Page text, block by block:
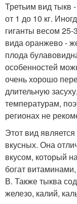
Третьим вид тыкв
от 1 до 10 кг.
гиганты весом 25-
вида оранжево -
плода
особенностей
очень хорошо
длительную
температурам,
регионах не
Этот вид
вкусных. Она
вкусом, который
богат
В. Также тыква
железо, калий,